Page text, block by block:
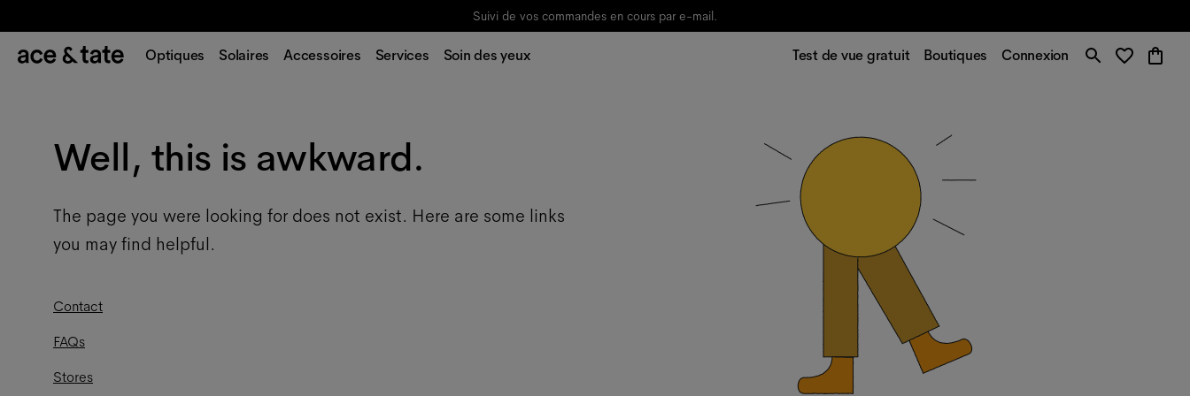
Suivi de vos commandes en cours par e-mail.
Optiques Solaires Accessoires Services Soin des yeux Test de vue gratuit Boutiques Connexion
Well, this is awkward.
The page you were looking for does not exist. Here are some links
you may find helpful.
Contact
FAQs
Stores